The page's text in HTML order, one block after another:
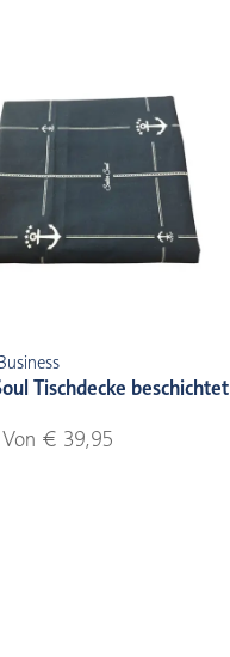
Tischdecke beschichtet
€ 39,95